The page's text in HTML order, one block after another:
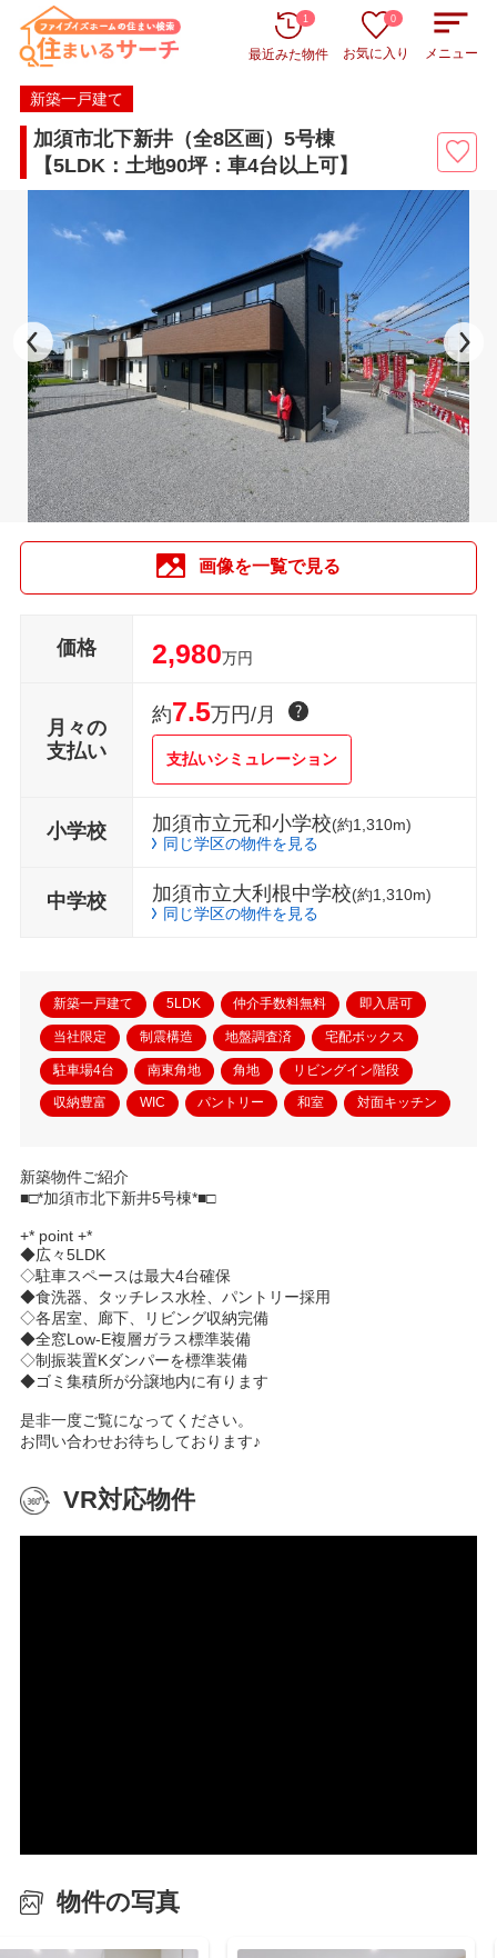
最近みた物件
1
お気に入り
0
メニュー
新築一戸建て
加須市北下新井（全8区画）5号棟
【5LDK：土地90坪：車4台以上可】
画像を一覧で見る
価格 2,980万円
月々の
支払い
約7.5万円/月
支払いシミュレーション
小学校 加須市立元和小学校(約1,310m)
同じ学区の物件を見る
中学校 加須市立大利根中学校(約1,310m)
同じ学区の物件を見る
新築一戸建て 5LDK 仲介手数料無料 即入居可
当社限定 制震構造 地盤調査済 宅配ボックス
駐車場4台 南東角地 角地 リビングイン階段
収納豊富 WIC パントリー 和室 対面キッチン
新築物件ご紹介
■□*加須市北下新井5号棟*■□
+* point +*
◆広々5LDK
◇駐車スペースは最大4台確保
◆食洗器、タッチレス水栓、パントリー採用
◇各居室、廊下、リビング収納完備
◆全窓Low-E複層ガラス標準装備
◇制振装置Kダンパーを標準装備
◆ゴミ集積所が分譲地内に有ります
是非一度ご覧になってください。
お問い合わせお待ちしております♪
VR対応物件
物件の写真